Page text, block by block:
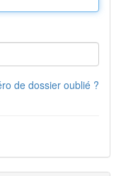
de dossier oublié ?